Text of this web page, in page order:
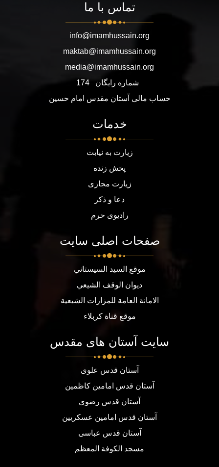
تماس با ما
info@imamhussain.org
maktab@imamhussain.org
media@imamhussain.org
شماره رایگان
174
حساب مالی آستان مقدس امام حسین
خدمات
زیارت به نیابت
پخش زنده
زیارت مجازی
دعا و ذکر
رادیوی حرم
صفحات اصلی سایت
موقع السيد السيستاني
ديوان الوقف الشيعي
الامانة العامة للمزارات الشيعية
موقع قناة كربلاء
سایت آستان های مقدس
آستان قدس علوی
آستان قدس امامین کاظمین
آستان قدس رضوی
آستان قدس امامین عسکریین
آستان قدس عباسی
مسجد الكوفة المعظم